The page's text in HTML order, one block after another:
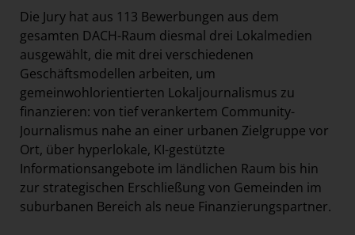
Die Jury hat aus 113 Bewerbungen aus dem
gesamten DACH-Raum diesmal drei Lokalmedien
ausgewählt, die mit drei verschiedenen
Geschäftsmodellen arbeiten, um
gemeinwohlorientierten Lokaljournalismus zu
finanzieren: von tief verankertem Community-
Journalismus nahe an einer urbanen Zielgruppe vor
Ort, über hyperlokale, KI-gestützte
Informationsangebote im ländlichen Raum bis hin
zur strategischen Erschließung von Gemeinden im
suburbanen Bereich als neue Finanzierungspartner.